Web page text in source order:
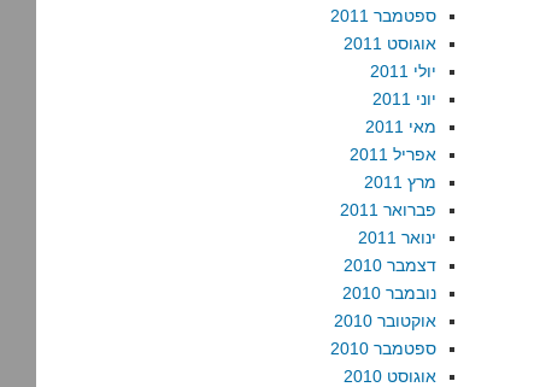
ספטמבר 2011
אוגוסט 2011
יולי 2011
יוני 2011
מאי 2011
אפריל 2011
מרץ 2011
פברואר 2011
ינואר 2011
דצמבר 2010
נובמבר 2010
אוקטובר 2010
ספטמבר 2010
אוגוסט 2010